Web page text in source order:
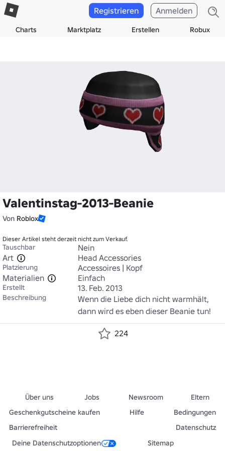
Charts Marktplatz Erstellen Robux
Registrieren Anmelden
Valentinstag-2013-Beanie
Von Roblox
Dieser Artikel steht derzeit nicht zum Verkauf.
Tauschbar
Nein
Art
Head Accessories
Platzierung
Accessoires | Kopf
Materialien
Einfach
Erstellt 13. Feb. 2013
Beschreibung
Wenn die Liebe dich nicht warmhält,
dann wird es eben dieser Beanie tun!
224
Über uns Jobs Newsroom
Eltern
Geschenkgutscheine kaufen
Hilfe
Bedingungen
Barrierefreiheit
Datenschutz
Deine Datenschutzoptionen
Sitemap